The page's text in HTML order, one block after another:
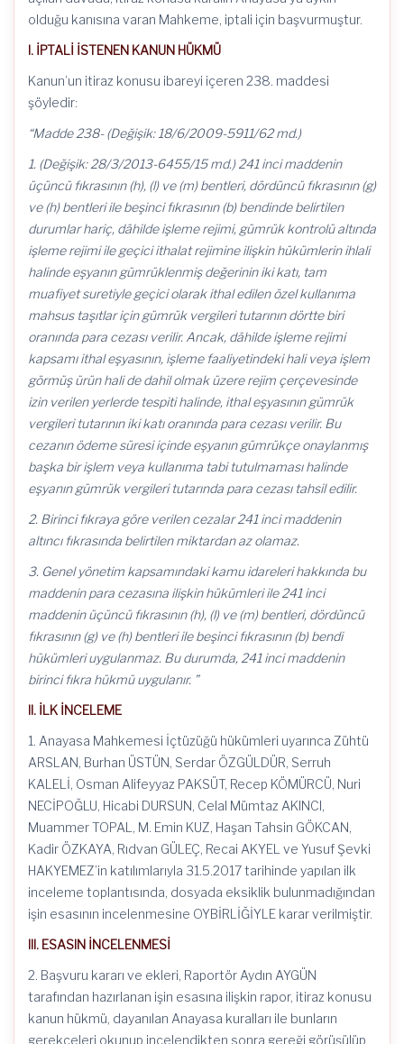
olduğu kanısına varan Mahkeme, iptali için başvurmuştur.
I. İPTALİ İSTENEN KANUN HÜKMÜ
Kanun’un itiraz konusu ibareyi içeren 238. maddesi
şöyledir:
“Madde 238- (Değişik: 18/6/2009-5911/62 md.)
1. (Değişik: 28/3/2013-6455/15 md.) 241 inci maddenin
üçüncü fıkrasının (h), (l) ve (m) bentleri, dördüncü fıkrasının (g)
ve (h) bentleri ile beşinci fıkrasının (b) bendinde belirtilen
durumlar hariç, dâhilde işleme rejimi, gümrük kontrolü altında
işleme rejimi ile geçici ithalat rejimine ilişkin hükümlerin ihlali
halinde eşyanın gümrüklenmiş değerinin iki katı, tam
muafiyet suretiyle geçici olarak ithal edilen özel kullanıma
mahsus taşıtlar için gümrük vergileri tutarının dörtte biri
oranında para cezası verilir. Ancak, dâhilde işleme rejimi
kapsamı ithal eşyasının, işleme faaliyetindeki hali veya işlem
görmüş ürün hali de dahil olmak üzere rejim çerçevesinde
izin verilen yerlerde tespiti halinde, ithal eşyasının gümrük
vergileri tutarının iki katı oranında para cezası verilir. Bu
cezanın ödeme süresi içinde eşyanın gümrükçe onaylanmış
başka bir işlem veya kullanıma tabi tutulmaması halinde
eşyanın gümrük vergileri tutarında para cezası tahsil edilir.
2. Birinci fıkraya göre verilen cezalar 241 inci maddenin
altıncı fıkrasında belirtilen miktardan az olamaz.
3. Genel yönetim kapsamındaki kamu idareleri hakkında bu
maddenin para cezasına ilişkin hükümleri ile 241 inci
maddenin üçüncü fıkrasının (h), (l) ve (m) bentleri, dördüncü
fıkrasının (g) ve (h) bentleri ile beşinci fıkrasının (b) bendi
hükümleri uygulanmaz. Bu durumda, 241 inci maddenin
birinci fıkra hükmü uygulanır. ”
II. İLK İNCELEME
1. Anayasa Mahkemesi İçtüzüğü hükümleri uyarınca Zühtü
ARSLAN, Burhan ÜSTÜN, Serdar ÖZGÜLDÜR, Serruh
KALELİ, Osman Alifeyyaz PAKSÜT, Recep KÖMÜRCÜ, Nuri
NECİPOĞLU, Hicabi DURSUN, Celal Mümtaz AKINCI,
Muammer TOPAL, M. Emin KUZ, Haşan Tahsin GÖKCAN,
Kadir ÖZKAYA, Rıdvan GÜLEÇ, Recai AKYEL ve Yusuf Şevki
HAKYEMEZ’in katılımlarıyla 31.5.2017 tarihinde yapılan ilk
inceleme toplantısında, dosyada eksiklik bulunmadığından
işin esasının incelenmesine OYBİRLİĞİYLE karar verilmiştir.
III. ESASIN İNCELENMESİ
2. Başvuru kararı ve ekleri, Raportör Aydın AYGÜN
tarafından hazırlanan işin esasına ilişkin rapor, itiraz konusu
kanun hükmü, dayanılan Anayasa kuralları ile bunların
gerekçeleri okunup incelendikten sonra gereği görüşülüp